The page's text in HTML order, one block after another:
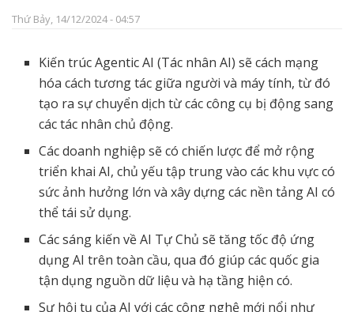
Thứ Bảy, 14/12/2024 - 04:57
Kiến trúc Agentic AI (Tác nhân AI) sẽ cách mạng
hóa cách tương tác giữa người và máy tính, từ đó
tạo ra sự chuyển dịch từ các công cụ bị động sang
các tác nhân chủ động.
Các doanh nghiệp sẽ có chiến lược để mở rộng
triển khai AI, chủ yếu tập trung vào các khu vực có
sức ảnh hưởng lớn và xây dựng các nền tảng AI có
thể tái sử dụng.
Các sáng kiến về AI Tự Chủ sẽ tăng tốc độ ứng
dụng AI trên toàn cầu, qua đó giúp các quốc gia
tận dụng nguồn dữ liệu và hạ tầng hiện có.
Sự hội tụ của AI với các công nghệ mới nổi như